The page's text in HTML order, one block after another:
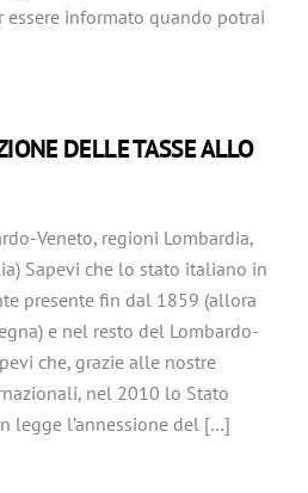
informato quando potrai
DELLE TASSE ALLO
Veneto, regioni Lombardia,
Sapevi che lo stato italiano in
presente fin dal 1859 (allora
e nel resto del Lombardo-
che, grazie alle nostre
nel 2010 lo Stato
legge l’annessione del […]